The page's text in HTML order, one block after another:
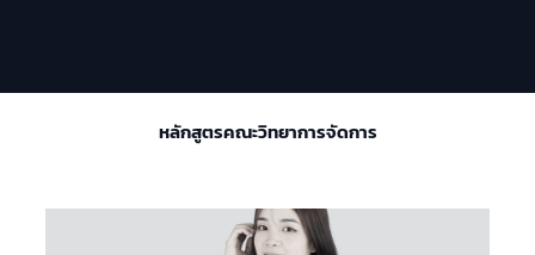
หลักสูตรคณะวิทยาการจัดการ